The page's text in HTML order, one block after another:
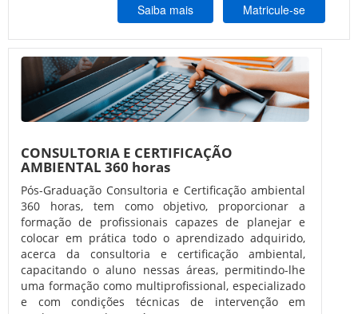
Saiba mais Matricule-se
CONSULTORIA E CERTIFICAÇÃO
AMBIENTAL 360 horas
Pós-Graduação Consultoria e Certificação ambiental
360 horas, tem como objetivo, proporcionar a
formação de profissionais capazes de planejar e
colocar em prática todo o aprendizado adquirido,
acerca da consultoria e certificação ambiental,
capacitando o aluno nessas áreas, permitindo-lhe
uma formação como multiprofissional, especializado
e com condições técnicas de intervenção em